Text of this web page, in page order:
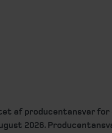
af producentansvar for
2026.